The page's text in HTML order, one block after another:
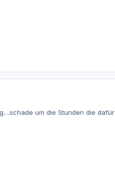
um die Stunden die dafür